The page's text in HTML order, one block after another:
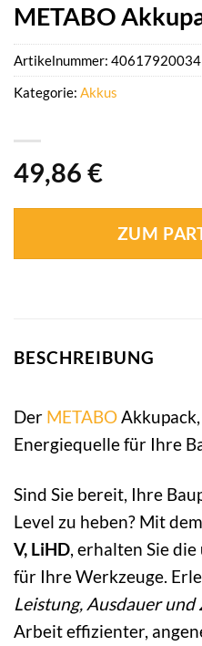
METABO
49,86 €
ZUM
Artikelnummer:
Kategorie: Akkus
BESCHREIBUNG
Der METABO
Energiequelle für Ihre
Sind Sie bereit, Ihre
Level zu heben? Mit dem
V, LiHD , erhalten Sie
für Ihre Werkzeuge.
Leistung, Ausdauer
Arbeit effizienter,